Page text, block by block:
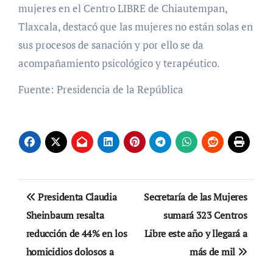
mujeres en el Centro LIBRE de Chiautempan,
Tlaxcala, destacó que las mujeres no están solas en
sus procesos de sanación y por ello se da
acompañamiento psicológico y terapéutico.
Fuente: Presidencia de la República
Navegación
de
entradas
Presidenta Claudia
Sheinbaum resalta
reducción de 44% en los
homicidios dolosos a
Secretaría de las Mujeres
sumará 323 Centros
Libre este año y llegará a
más de mil